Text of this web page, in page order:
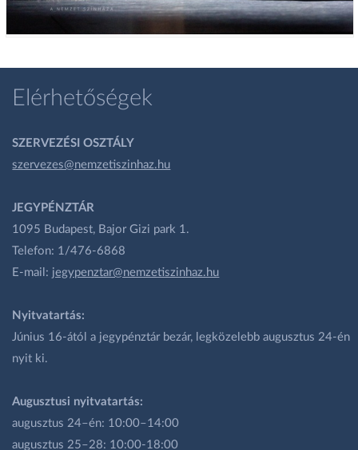
Elérhetőségek
SZERVEZÉSI OSZTÁLY
szervezes@nemzetiszinhaz.hu
JEGYPÉNZTÁR
1095 Budapest, Bajor Gizi park 1.
Telefon: 1/476-6868
E-mail: jegypenztar@nemzetiszinhaz.hu
Nyitvatartás:
Június 16-ától a jegypénztár bezár, legközelebb augusztus 24-én
nyit ki.
Augusztusi nyitvatartás:
augusztus 24–én: 10:00–14:00
augusztus 25–28: 10:00-18:00